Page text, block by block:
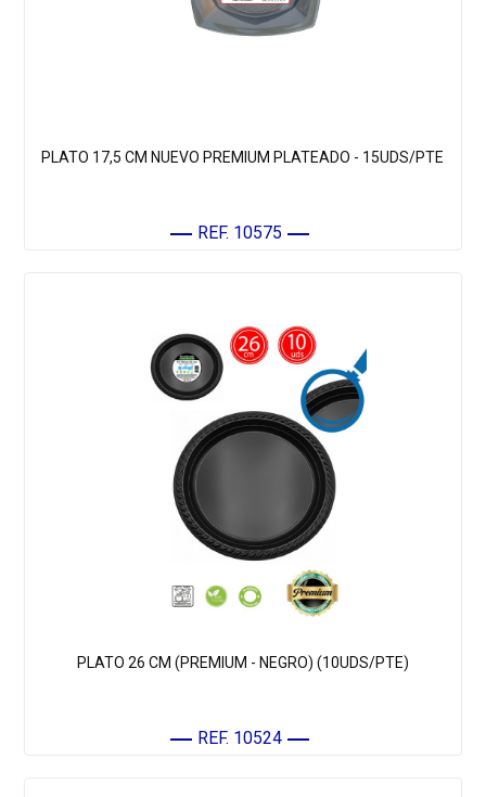
PLATO 17,5 CM NUEVO PREMIUM PLATEADO - 15UDS/PTE
REF. 10575
PLATO 26 CM (PREMIUM - NEGRO) (10UDS/PTE)
REF. 10524